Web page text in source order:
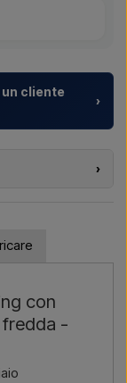
un cliente
›
›
prezzo con
consegnato, e
con
-